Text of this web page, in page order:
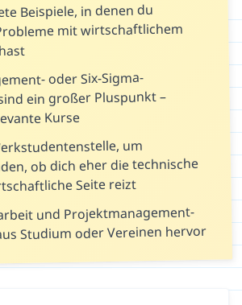
Beispiele, in denen du
mit wirtschaftlichem
oder Six-Sigma-
ein großer Pluspunkt –
Kurse
um
ob dich eher die technische
Seite reizt
und Projektmanagement-
Studium oder Vereinen hervor